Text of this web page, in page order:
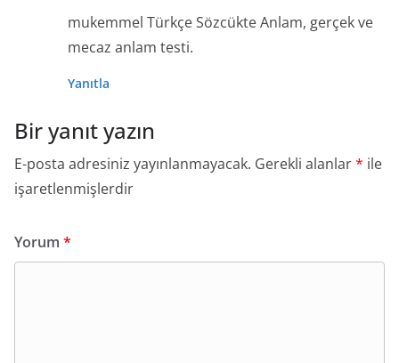
mukemmel Türkçe Sözcükte Anlam, gerçek ve
mecaz anlam testi.
Yanıtla
Bir yanıt yazın
E-posta adresiniz yayınlanmayacak. Gerekli alanlar* ile
işaretlenmişlerdir
Yorum *